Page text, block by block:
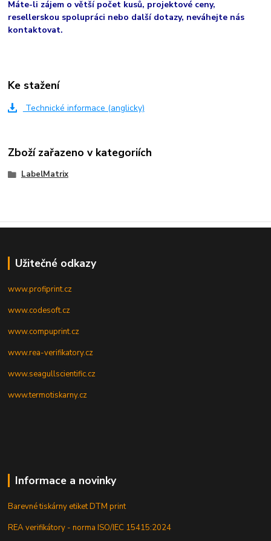
Máte-li zájem o větší počet kusů, projektové ceny,
resellerskou spolupráci nebo další dotazy, neváhejte nás
kontaktovat.
Ke stažení
Technické informace (anglicky)
Zboží zařazeno v kategoriích
LabelMatrix
Užitečné odkazy
www.profiprint.cz
www.codesoft.cz
www.compuprint.cz
www.rea-verifikatory.cz
www.seagullscientific.cz
www.termotiskarny.cz
Informace a novinky
Barevné tiskárny etiket DTM print
REA verifikátory - norma ISO/IEC 15415:2024